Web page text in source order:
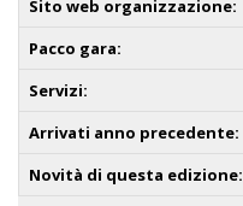
Sito web organizzazione:
Pacco gara:
Servizi:
Arrivati anno precedente:
Novità di questa edizione: